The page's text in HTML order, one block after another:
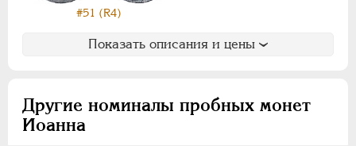
#51 (R4)
Показать описания и цены
Другие номиналы пробных монет
Иоанна
1894-1917
ВРЕМЕННОЕ ПРАВ. 1917-1918